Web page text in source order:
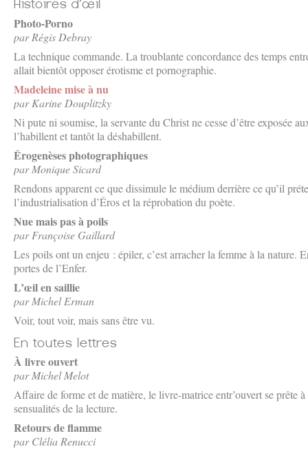
Photo-Porno
par Régis Debray
La technique commande. La troublante concordance des temps
allait bientôt opposer érotisme et pornographie.
Madeleine mise à nu
par Karine Douplitzky
Ni pute ni soumise, la servante du Christ ne cesse d’être exposée
l’habillent et tantôt la déshabillent.
Érogenèses photographiques
par Monique Sicard
Rendons apparent ce que dissimule le médium derrière ce qu’il
l’industrialisation d’Éros et la réprobation du poète.
Nue mais pas à poils
par Françoise Gaillard
Les poils ont un enjeu : épiler, c’est arracher la femme à la nature.
portes de l’Enfer.
L’œil en saillie
par Michel Erman
Voir, tout voir, mais sans être vu.
À livre ouvert
par Michel Melot
Affaire de forme et de matière, le livre-matrice entr’ouvert se prête
sensualités de la lecture.
Retours de flamme
par Clélia Renucci